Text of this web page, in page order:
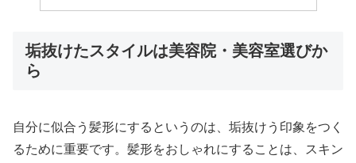
垢抜けたスタイルは美容院・美容室選びか
ら
自分に似合う髪形にするというのは、垢抜けう印象をつく
るために重要です。髪形をおしゃれにすることは、スキン